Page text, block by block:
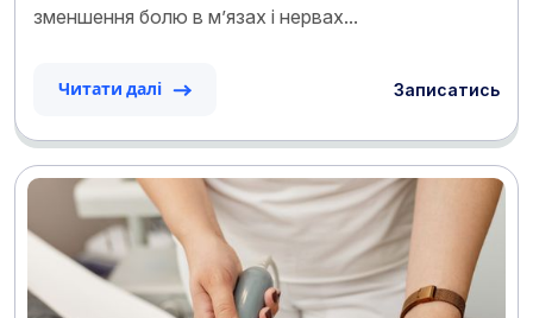
зменшення болю в м’язах і нервах...
Читати далі Записатись